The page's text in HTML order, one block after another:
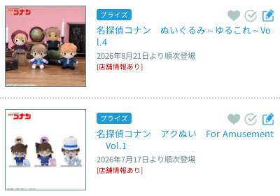
プライズ
名探偵コナン　ぬいぐるみ～ゆるこれ～Vo
l.4
2026年8月21日より順次登場
[店舗情報あり]
プライズ
名探偵コナン　アクぬい　For Amusement
Vol.1
2026年7月17日より順次登場
[店舗情報あり]